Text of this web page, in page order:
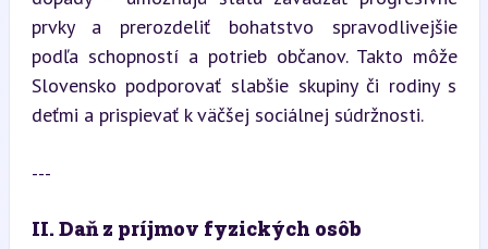
prvky a prerozdeliť bohatstvo spravodlivejšie
podľa schopností a potrieb občanov. Takto môže
Slovensko podporovať slabšie skupiny či rodiny s
deťmi a prispievať k väčšej sociálnej súdržnosti.
---
II. Daň z príjmov fyzických osôb